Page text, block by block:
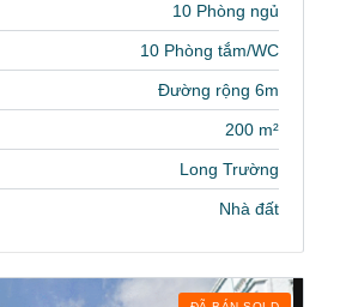
10 Phòng ngủ
10 Phòng tắm/WC
Đường rộng 6m
200 m²
Long Trường
Nhà đất